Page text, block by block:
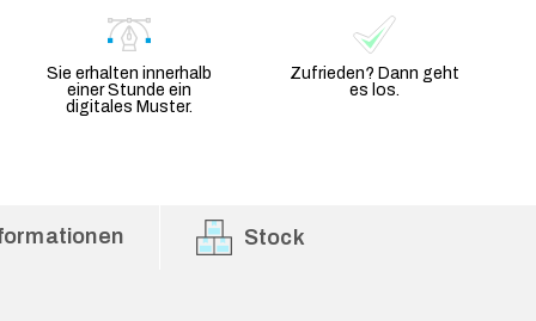
Sie erhalten innerhalb
einer Stunde ein
digitales Muster.
Zufrieden? Dann geht
es los.
Stock